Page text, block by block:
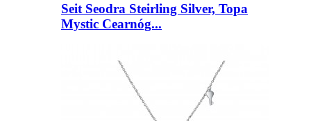
Seit Seodra Steirling Silver, Topa
Mystic Cearnóg...